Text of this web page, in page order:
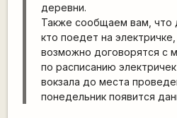
деревни.
Также сообщаем вам, что
кто поедет на
возможно договорятся с
по расписанию
вокзала до места
понедельник появится